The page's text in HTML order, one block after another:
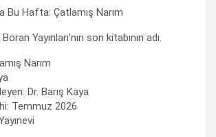
Bu Hafta: Çatlamış Narım
Yayınları'nın son kitabının adı.
Narım
Dr. Barış Kaya
Temmuz 2026